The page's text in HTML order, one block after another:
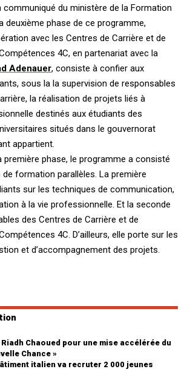
communiqué du ministère de la Formation
deuxième phase de ce programme,
avec les Centres de Carrière et de
4C, en partenariat avec la
Adenauer, consiste à confier aux
sous la la supervision de responsables
la réalisation de projets liés à
destinés aux étudiants des
situés dans le gouvernorat
appartient.
première phase, le programme a consisté
formation parallèles. La première
sur les techniques de communication,
à la vie professionnelle. Et la seconde
des Centres de Carrière et de
4C. D’ailleurs, elle porte sur les
et d’accompagnement des projets.
Chaoued pour une mise accélérée du
Chance »
italien va recruter 2 000 jeunes